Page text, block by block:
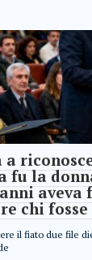
a
fu la
aveva
chi
il fiato due file